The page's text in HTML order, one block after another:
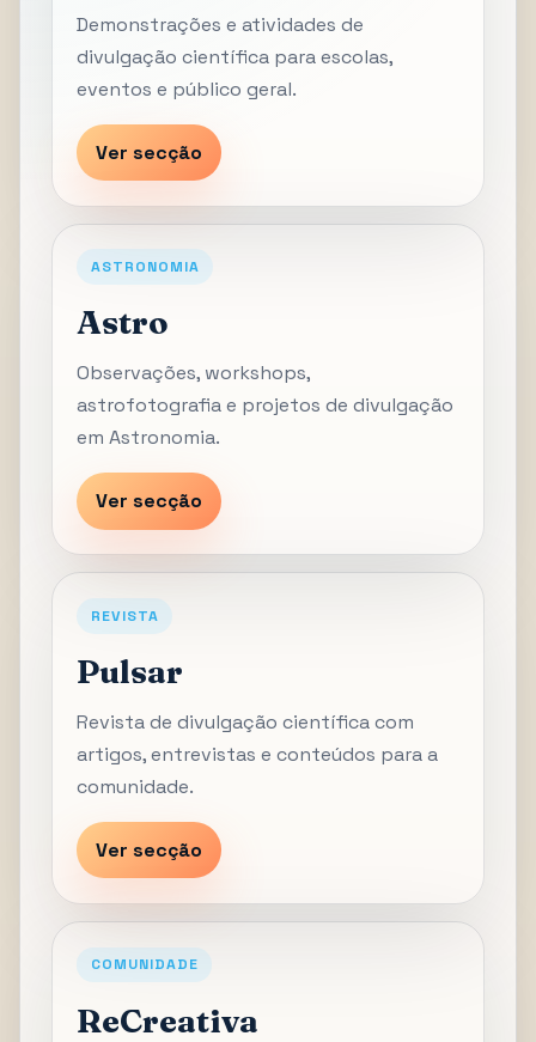
Demonstrações e atividades de
divulgação científica para escolas,
eventos e público geral.
Ver secção
ASTRONOMIA
Astro
Observações, workshops,
astrofotografia e projetos de divulgação
em Astronomia.
Ver secção
REVISTA
Pulsar
Revista de divulgação científica com
artigos, entrevistas e conteúdos para a
comunidade.
Ver secção
COMUNIDADE
ReCreativa